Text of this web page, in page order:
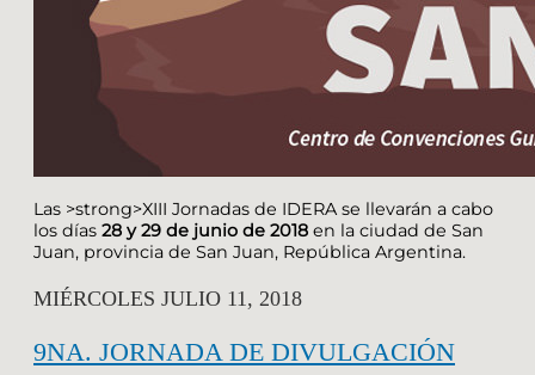
Las >strong>XIII Jornadas de IDERA se llevarán a cabo
los días 28 y 29 de junio de 2018 en la ciudad de San
Juan, provincia de San Juan, República Argentina.
MIÉRCOLES JULIO 11, 2018
9NA. JORNADA DE DIVULGACIÓN